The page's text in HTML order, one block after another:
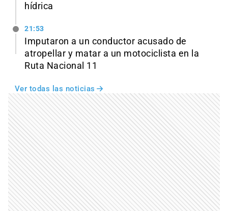
hídrica
21:53
Imputaron a un conductor acusado de
atropellar y matar a un motociclista en la
Ruta Nacional 11
Ver todas las noticias